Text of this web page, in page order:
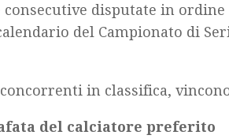
consecutive disputate in
del Campionato di
in classifica,
del calciatore preferito